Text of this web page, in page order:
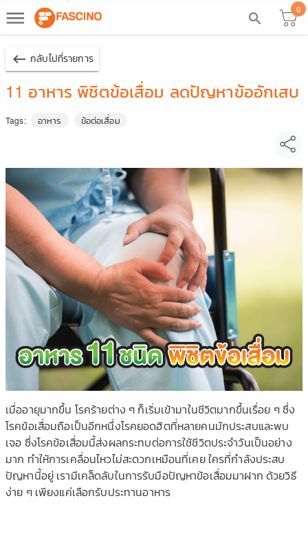
dehaze search
0
keyboard_backspace กลับไปที่รายการ
11 อาหาร พิชิตข้อเสื่อม ลดปัญหาข้ออักเสบ
Tags: อาหาร ข้อต่อเสื่อม
เมื่ออายุมากขึ้น โรคร้ายต่าง ๆ ก็เริ่มเข้ามาในชีวิตมากขึ้นเรื่อย ๆ ซึ่ง
โรคข้อเสื่อมถือเป็นอีกหนึ่งโรคยอดฮิตที่หลายคนมักประสบและพบ
เจอ ซึ่งโรคข้อเสื่อมนี้ส่งผลกระทบต่อการใช้ชีวิตประจำวันเป็นอย่าง
มาก ทำให้การเคลื่อนไหวไม่สะดวกเหมือนที่เคย ใครที่กำลังประสบ
ปัญหานี้อยู่ เรามีเคล็ดลับในการรับมือปัญหาข้อเสื่อมมาฝาก ด้วยวิธี
ง่าย ๆ เพียงแค่เลือกรับประทานอาหาร